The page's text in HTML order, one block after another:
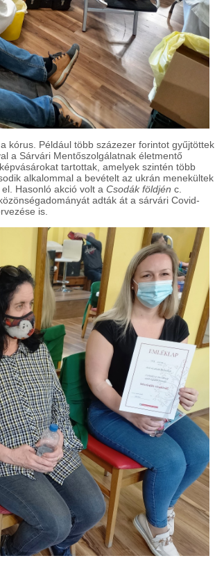
kórus. Például több százezer forintot gyűjtöttek
a Sárvári Mentőszolgálatnak életmentő
tartottak, amelyek szintén több
alkalommal a bevételt az ukrán menekültek
Hasonló akció volt a Csodák földjén c.
adták át a sárvári Covid-
is.